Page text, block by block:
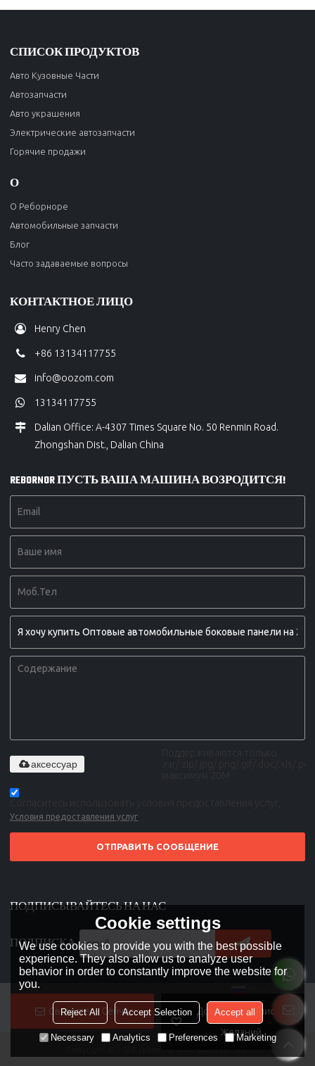
Свяжитесь Сейчас
Добавить В Список
Желаний
СПИСОК ПРОДУКТОВ
Авто Кузовные Части
Автозапчасти
Авто украшения
Электрические автозапчасти
Горячие продажи
О
О Реборноре
Автомобильные запчасти
Блог
Часто задаваемые вопросы
КОНТАКТНОЕ ЛИЦО
Henry Chen
+86 13134117755
info@oozom.com
13134117755
Dalian Office: A-4307 Times Square No. 50 Renmin Road.
Zhongshan Dist., Dalian China
REBORNOR ПУСТЬ ВАША МАШИНА ВОЗРОДИТСЯ!
аксессуар
Условия предоставления услуг
ОТПРАВИТЬ СООБЩЕНИЕ
ПОДПИСЫВАЙТЕСЬ НА НАС
ПОДПИСКА
Русский
Cookie settings
We use cookies to provide you with the best possible
experience. They also allow us to analyze user
behavior in order to constantly improve the website for
you.
Reject All Accept Selection Accept all
Necessary Analytics Preferences Marketing